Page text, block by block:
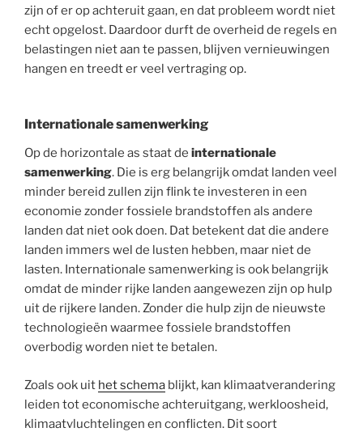
zijn of er op achteruit gaan, en dat probleem wordt niet
echt opgelost. Daardoor durft de overheid de regels en
belastingen niet aan te passen, blijven vernieuwingen
hangen en treedt er veel vertraging op.
Internationale samenwerking
Op de horizontale as staat de internationale
samenwerking. Die is erg belangrijk omdat landen veel
minder bereid zullen zijn flink te investeren in een
economie zonder fossiele brandstoffen als andere
landen dat niet ook doen. Dat betekent dat die andere
landen immers wel de lusten hebben, maar niet de
lasten. Internationale samenwerking is ook belangrijk
omdat de minder rijke landen aangewezen zijn op hulp
uit de rijkere landen. Zonder die hulp zijn de nieuwste
technologieën waarmee fossiele brandstoffen
overbodig worden niet te betalen.
Zoals ook uit het schema blijkt, kan klimaatverandering
leiden tot economische achteruitgang, werkloosheid,
klimaatvluchtelingen en conflicten. Dit soort